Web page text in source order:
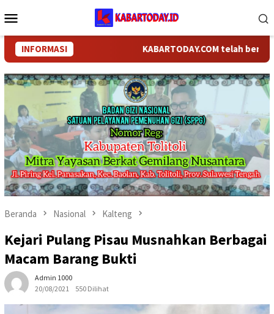
ke
Mobile
INFORMASI KABARTODAY.COM telah
Beranda Nasional Kalteng
Kejari Pulang Pisau Musnahkan Berbagai
Macam Barang Bukti
Admin 1000
20/08/2021
550 Dilihat